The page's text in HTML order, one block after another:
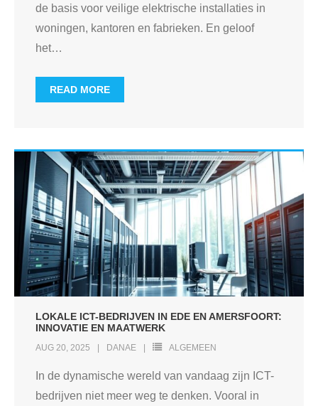
de basis voor veilige elektrische installaties in
woningen, kantoren en fabrieken. En geloof
het…
READ MORE
LOKALE ICT-BEDRIJVEN IN EDE EN AMERSFOORT:
INNOVATIE EN MAATWERK
AUG 20, 2025 DANAE ALGEMEEN
In de dynamische wereld van vandaag zijn ICT-
bedrijven niet meer weg te denken. Vooral in